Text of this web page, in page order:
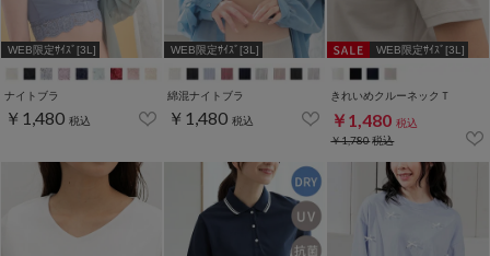
WEB限定ｻｲｽﾞ[3L]
ナイトブラ
￥1,480 税込
WEB限定ｻｲｽﾞ[3L]
綿混ナイトブラ
￥1,480 税込
WEB限定ｻｲｽﾞ[3L]
きれいめクルーネックＴ
￥1,480 税込
￥1,780税込